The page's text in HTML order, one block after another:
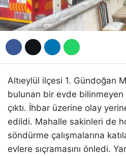
Altıeylül ilçesi 1. Gündoğan
bulunan bir evde bilinmeyen
çıktı. İhbar üzerine olay
edildi. Mahalle sakinleri de
söndürme çalışmalarına
evlere sıçramasını önledi.